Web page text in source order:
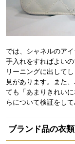
では、シャネルのア
手入れをすればよい
リーニングに出して
見があります。また
ても「あまりきれい
らについて検証をして
ブランド品の衣